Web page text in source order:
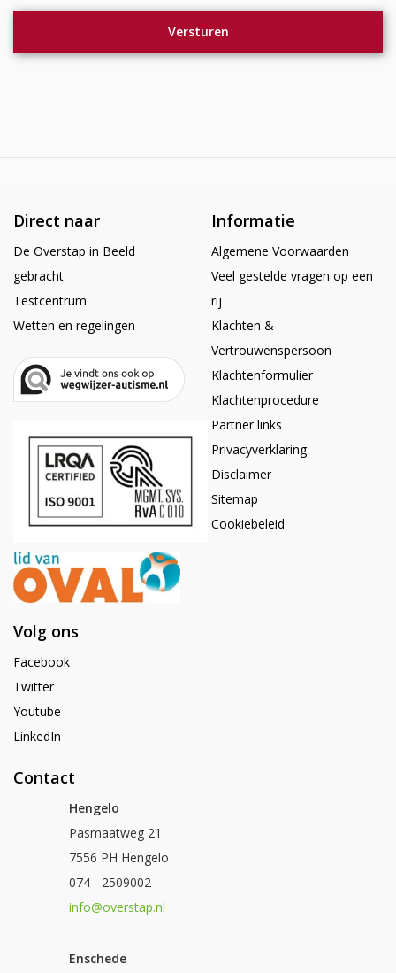
Direct naar
De Overstap in Beeld
gebracht
Testcentrum
Wetten en regelingen
Informatie
Algemene Voorwaarden
Veel gestelde vragen op een
rij
Klachten &
Vertrouwenspersoon
Klachtenformulier
Klachtenprocedure
Partner links
Privacyverklaring
Disclaimer
Sitemap
Cookiebeleid
Volg ons
Facebook
Twitter
Youtube
LinkedIn
Contact
Hengelo
Pasmaatweg 21
7556 PH Hengelo
074 - 2509002
info@overstap.nl
Enschede